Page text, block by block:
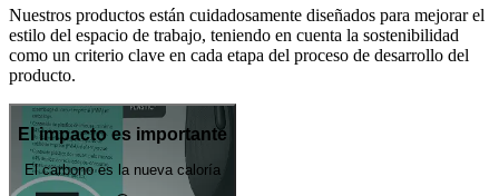
Nuestros productos están cuidadosamente diseñados para mejorar el
estilo del espacio de trabajo, teniendo en cuenta la sostenibilidad
como un criterio clave en cada etapa del proceso de desarrollo del
producto.
El impacto es importante
El carbono es la nueva caloría